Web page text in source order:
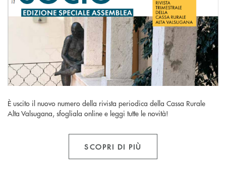
È uscito il nuovo numero della rivista periodica della Cassa Rurale
Alta Valsugana, sfogliala online e leggi tutte le novità!
SCOPRI DI PIÙ